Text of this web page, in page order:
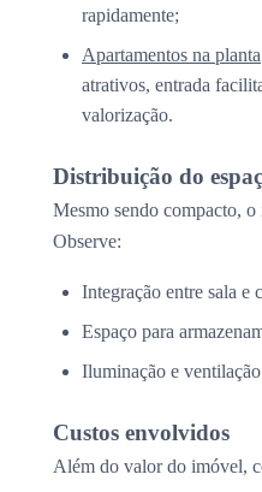
rapidamente;
Apartamentos na planta
atrativos, entrada
valorização.
Distribuição do
Mesmo sendo compacto,
Observe:
Integração entre sala e
Espaço para
Iluminação e
Custos envolvidos
Além do valor do imóvel,